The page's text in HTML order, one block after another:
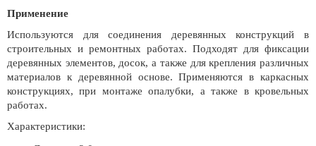
Применение
Используются для соединения деревянных конструкций в
строительных и ремонтных работах. Подходят для фиксации
деревянных элементов, досок, а также для крепления различных
материалов к деревянной основе. Применяются в каркасных
конструкциях, при монтаже опалубки, а также в кровельных
работах.
Характеристики: